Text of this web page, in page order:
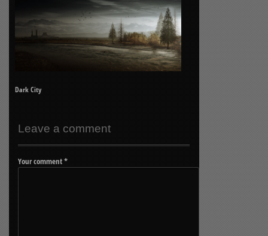
Dark City
Leave a comment
Your comment*